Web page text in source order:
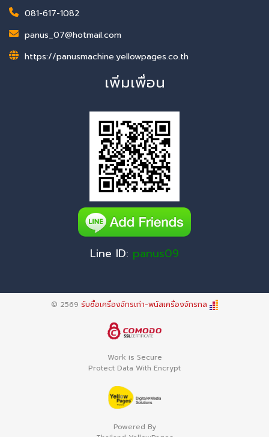
081-617-1082
panus_07@hotmail.com
https://panusmachine.yellowpages.co.th
เพิ่มเพื่อน
Line ID: panus09
© 2569 รับซื้อเครื่องจักรเก่า-พนัสเครื่องจักรกล
Work is Secure
Protect Data With Encrypt
Powered By